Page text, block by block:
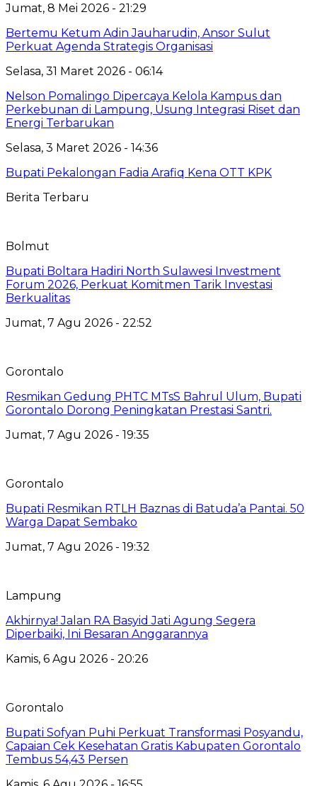
Jumat, 8 Mei 2026 - 21:29
Bertemu Ketum Adin Jauharudin, Ansor Sulut
Perkuat Agenda Strategis Organisasi
Selasa, 31 Maret 2026 - 06:14
Nelson Pomalingo Dipercaya Kelola Kampus dan
Perkebunan di Lampung, Usung Integrasi Riset dan
Energi Terbarukan
Selasa, 3 Maret 2026 - 14:36
Bupati Pekalongan Fadia Arafiq Kena OTT KPK
Berita Terbaru
Bolmut
Bupati Boltara Hadiri North Sulawesi Investment
Forum 2026, Perkuat Komitmen Tarik Investasi
Berkualitas
Jumat, 7 Agu 2026 - 22:52
Gorontalo
Resmikan Gedung PHTC MTsS Bahrul Ulum, Bupati
Gorontalo Dorong Peningkatan Prestasi Santri.
Jumat, 7 Agu 2026 - 19:35
Gorontalo
Bupati Resmikan RTLH Baznas di Batuda’a Pantai. 50
Warga Dapat Sembako
Jumat, 7 Agu 2026 - 19:32
Lampung
Akhirnya! Jalan RA Basyid Jati Agung Segera
Diperbaiki, Ini Besaran Anggarannya
Kamis, 6 Agu 2026 - 20:26
Gorontalo
Bupati Sofyan Puhi Perkuat Transformasi Posyandu,
Capaian Cek Kesehatan Gratis Kabupaten Gorontalo
Tembus 54,43 Persen